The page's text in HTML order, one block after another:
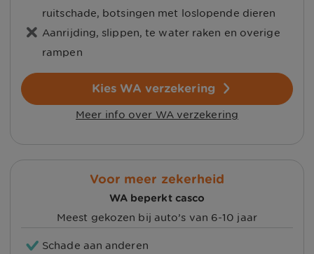
ruitschade, botsingen met loslopende dieren
Aanrijding, slippen, te water raken en overige
rampen
Kies WA verzekering
Meer info over WA verzekering
Voor meer zekerheid
WA beperkt casco
Meest gekozen bij auto’s van 6-10 jaar
Schade aan anderen